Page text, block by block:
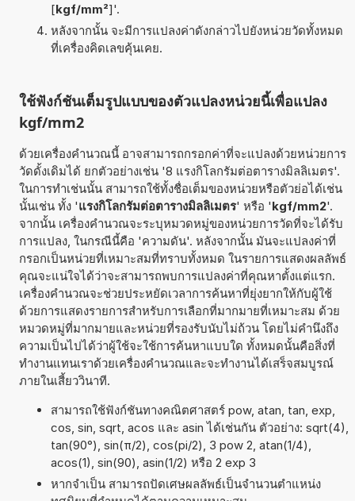
[kgf/mm²]'.
หลังจากนั้น จะมีการแปลงค่าดังกล่าวไปยังหน่วยวัดทั้งหมด
ที่เครื่องคิดเลขคุ้นเคย.
ใช้ฟังก์ชันเต็มรูปแบบของตัวแปลงหน่วยนี้เพื่อแปลง
kgf/mm2
ด้วยเครื่องคำนวณนี้ อาจสามารถกรอกค่าที่จะแปลงด้วยหน่วยการ
วัดดั้งเดิมได้ ยกตัวอย่างเช่น '8 แรงกิโลกรัมต่อตารางมิลลิเมตร'.
ในการทำเช่นนั้น สามารถใช้ทั้งชื่อเต็มของหน่วยหรือตัวย่อได้เช่น
นั้นเช่น ทั้ง 'แรงกิโลกรัมต่อตารางมิลลิเมตร' หรือ 'kgf/mm2'.
จากนั้น เครื่องคำนวณจะระบุหมวดหมู่ของหน่วยการวัดที่จะได้รับ
การแปลง, ในกรณีนี้คือ 'ความดัน'. หลังจากนั้น มันจะแปลงค่าที่
กรอกเป็นหน่วยที่เหมาะสมที่ทราบทั้งหมด ในรายการแสดงผลลัพธ์
คุณจะแน่ใจได้ว่าจะสามารถพบการแปลงค่าที่คุณหาตั้งแต่แรก.
เครื่องคำนวณจะช่วยประหยัดเวลาการค้นหาที่ยุ่งยากให้กับผู้ใช้
ด้วยการแสดงรายการสำหรับการเลือกที่มากมายที่เหมาะสม ด้วย
หมวดหมู่ที่มากมายและหน่วยที่รองรับนับไม่ถ้วน โดยไม่คำนึงถึง
ความเป็นไปได้ว่าผู้ใช้จะใช้การค้นหาแบบใด ทั้งหมดนั้นคือสิ่งที่
ทำงานแทนเราด้วยเครื่องคำนวณและจะทำงานได้เสร็จสมบูรณ์
ภายในเสี้ยววินาที.
สามารถใช้ฟังก์ชันทางคณิตศาสตร์ pow, atan, tan, exp,
cos, sin, sqrt, acos และ asin ได้เช่นกัน ตัวอย่าง: sqrt(4),
tan(90°), sin(π/2), cos(pi/2), 3 pow 2, atan(1/4),
acos(1), sin(90), asin(1/2) หรือ 2 exp 3
หากจำเป็น สามารถปัดเศษผลลัพธ์เป็นจำนวนตำแหน่ง